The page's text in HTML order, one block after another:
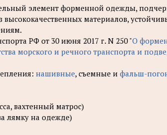
элемент форменной одежды,
высококачественных материалов,
РФ от 30 июня 2017 г. N 250 "О
морского и речного транспорта и
нашивные, съемные и фальш-
вахтенный матрос)
лямку на одежде)